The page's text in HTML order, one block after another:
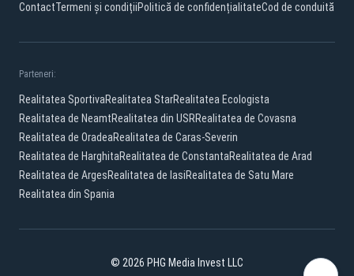
ContactTermeni și condițiiPolitică de confidențialitateCod de conduită
Parteneri:
Realitatea SportivaRealitatea StarRealitatea Ecologista
Realitatea de NeamtRealitatea din USRRealitatea de Covasna
Realitatea de OradeaRealitatea de Caras-Severin
Realitatea de HarghitaRealitatea de ConstantaRealitatea de Arad
Realitatea de ArgesRealitatea de IasiRealitatea de Satu Mare
Realitatea din Spania
© 2026 PHG Media Invest LLC